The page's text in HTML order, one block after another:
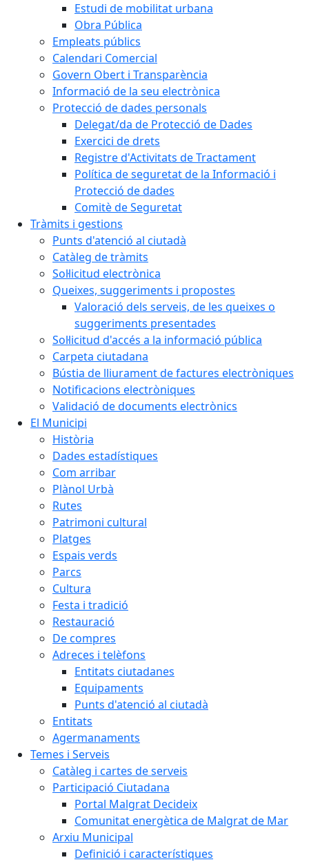
Estudi de mobilitat urbana
Obra Pública
Empleats públics
Calendari Comercial
Govern Obert i Transparència
Informació de la seu electrònica
Protecció de dades personals
Delegat/da de Protecció de Dades
Exercici de drets
Registre d'Activitats de Tractament
Política de seguretat de la Informació i
Protecció de dades
Comitè de Seguretat
Tràmits i gestions
Punts d'atenció al ciutadà
Catàleg de tràmits
Sol·licitud electrònica
Queixes, suggeriments i propostes
Valoració dels serveis, de les queixes o
suggeriments presentades
Sol·licitud d'accés a la informació pública
Carpeta ciutadana
Bústia de lliurament de factures electròniques
Notificacions electròniques
Validació de documents electrònics
El Municipi
Història
Dades estadístiques
Com arribar
Plànol Urbà
Rutes
Patrimoni cultural
Platges
Espais verds
Parcs
Cultura
Festa i tradició
Restauració
De compres
Adreces i telèfons
Entitats ciutadanes
Equipaments
Punts d'atenció al ciutadà
Entitats
Agermanaments
Temes i Serveis
Catàleg i cartes de serveis
Participació Ciutadana
Portal Malgrat Decideix
Comunitat energètica de Malgrat de Mar
Arxiu Municipal
Definició i característiques